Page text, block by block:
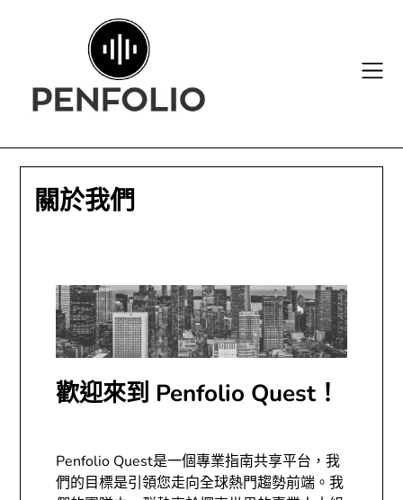
關於我們
歡迎來到 Penfolio Quest！
Penfolio Quest是一個專業指南共享平台，我
們的目標是引領您走向全球熱門趨勢前端。我